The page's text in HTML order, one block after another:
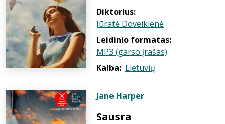
Diktorius:
Jūratė Doveikienė
Leidinio formatas:
MP3 (garso įrašas)
Kalba: Lietuvių
Jane Harper
Sausra